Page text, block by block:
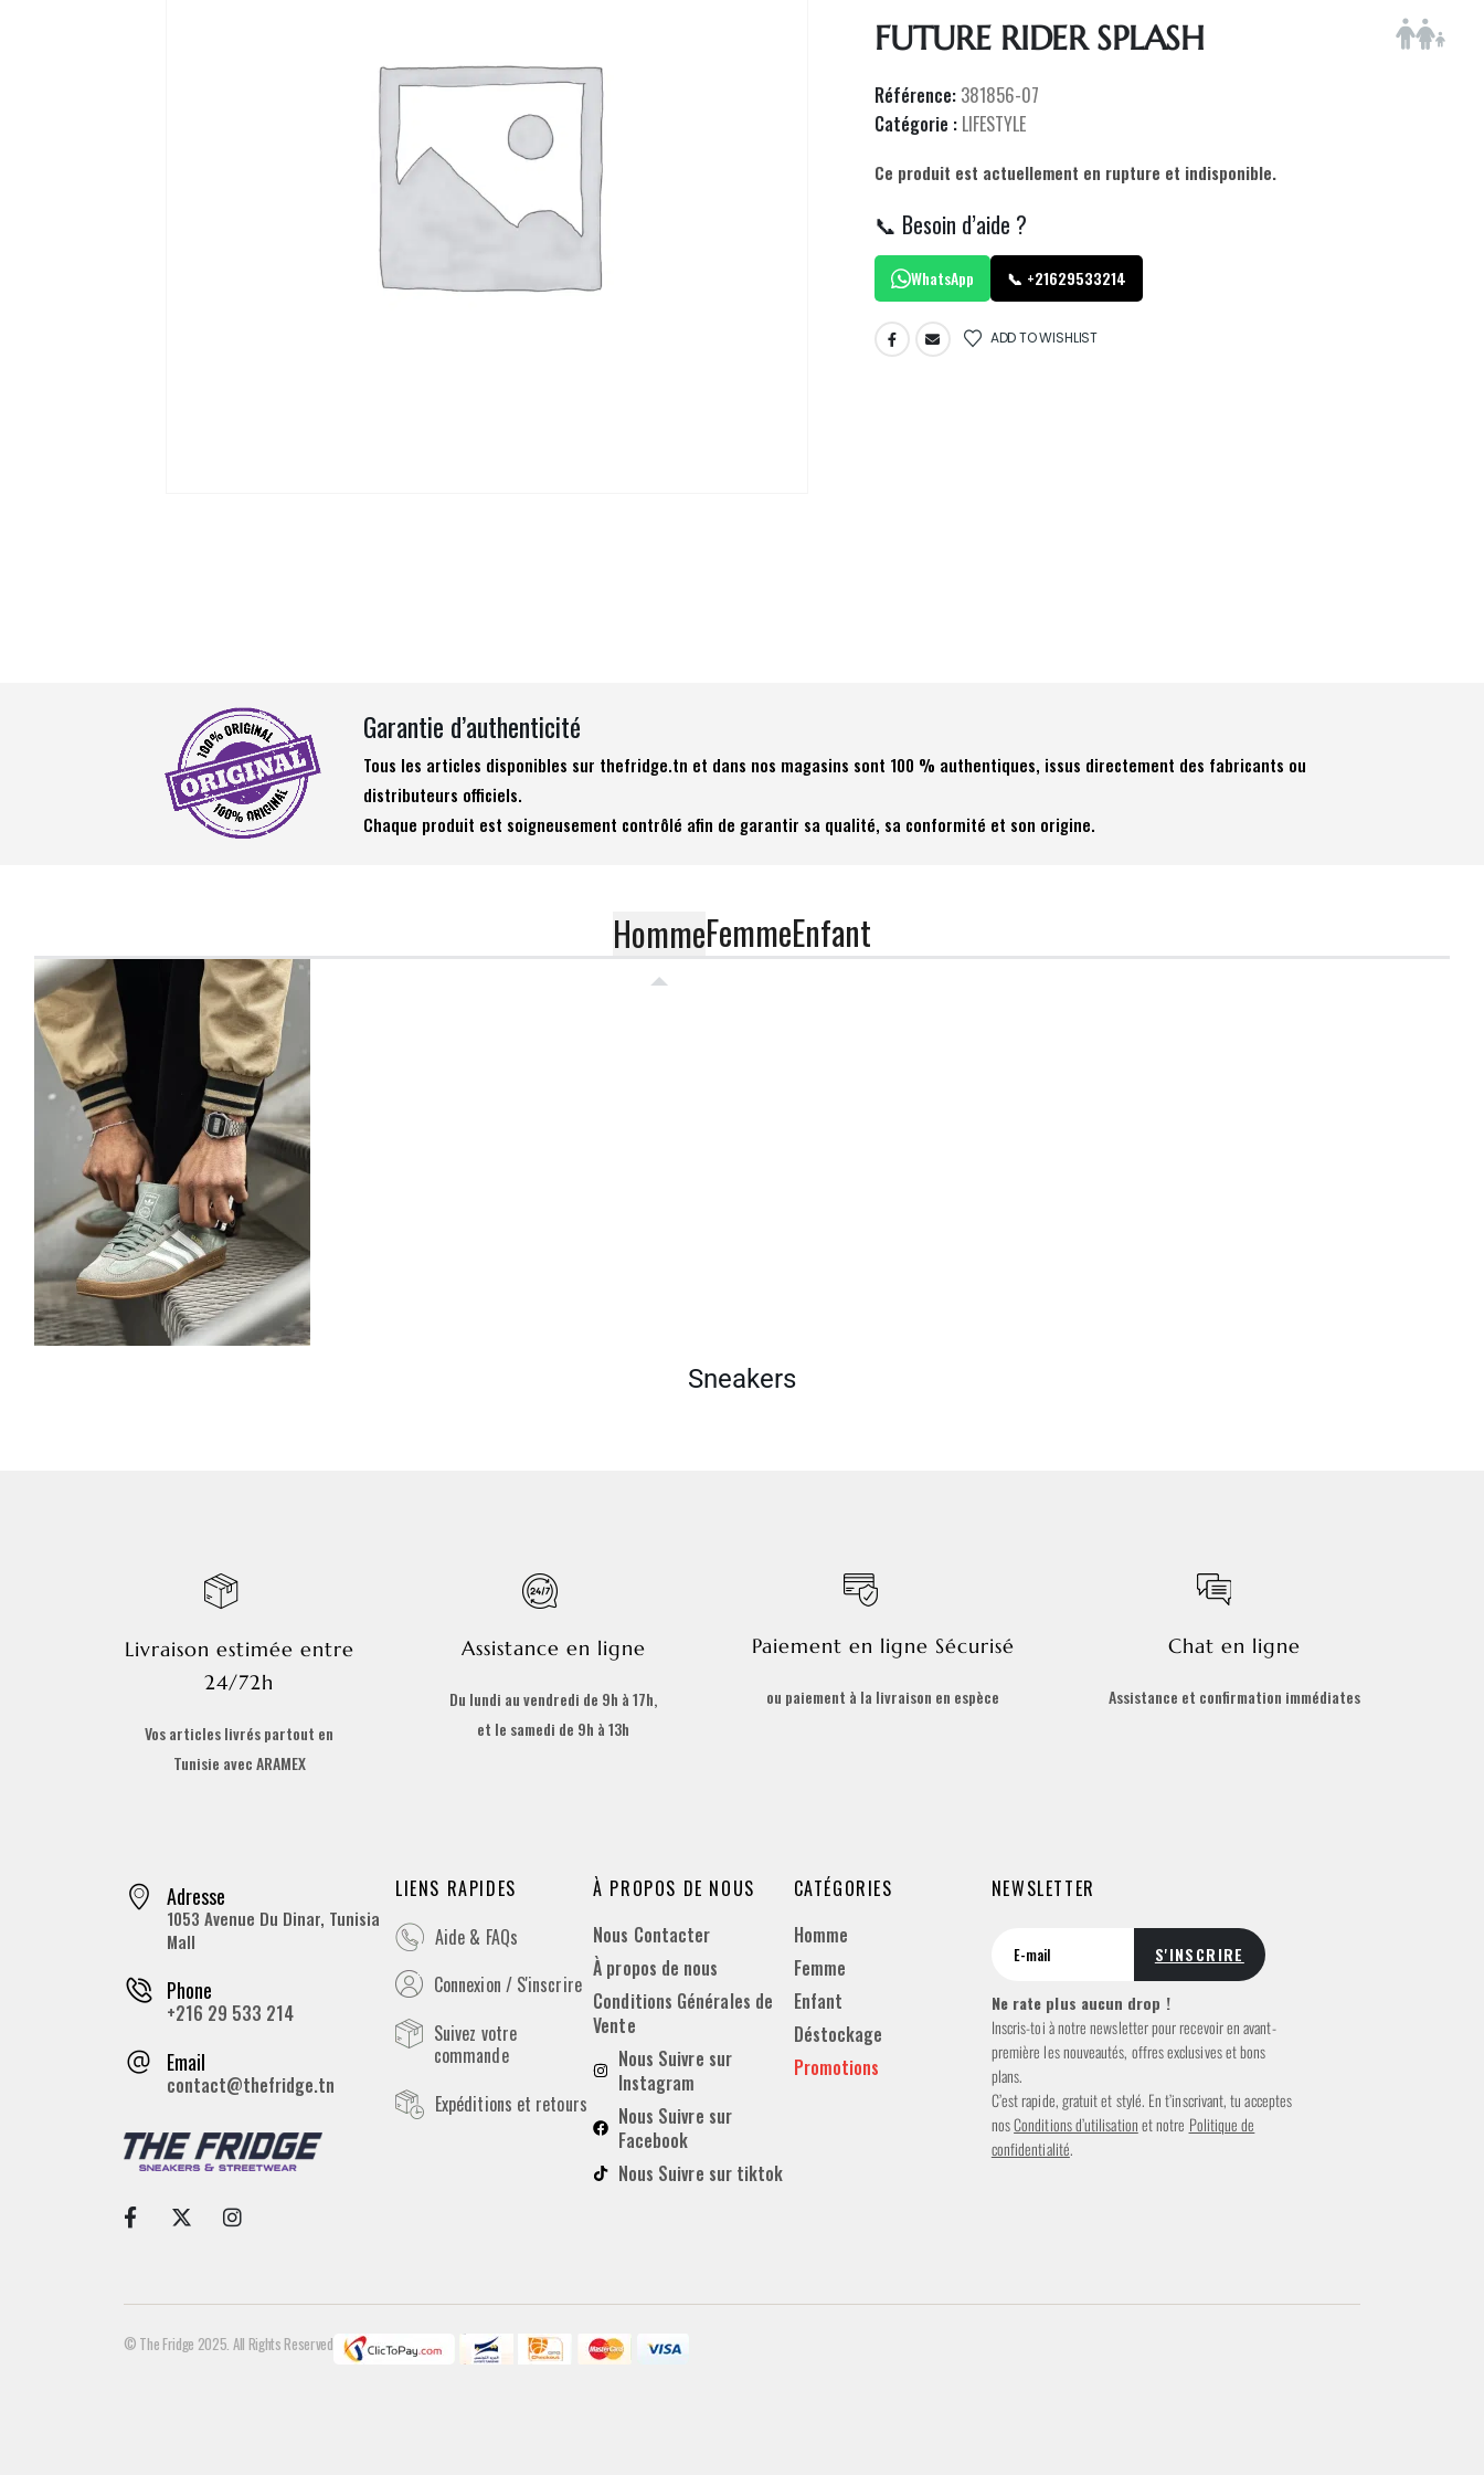
FUTURE RIDER SPLASH
Référence: 381856-07
Catégorie : LIFESTYLE
Ce produit est actuellement en rupture et indisponible.
📞 Besoin d’aide ?
WhatsApp 📞 +21629533214
ADD TO WISHLIST
Garantie d’authenticité
Tous les articles disponibles sur thefridge.tn et dans nos magasins sont 100 % authentiques, issus directement des fabricants ou
distributeurs officiels.
Chaque produit est soigneusement contrôlé afin de garantir sa qualité, sa conformité et son origine.
HommeFemmeEnfant
Sneakers
Livraison estimée entre
24/72h
Vos articles livrés partout en
Tunisie avec ARAMEX
Assistance en ligne
Du lundi au vendredi de 9h à 17h,
et le samedi de 9h à 13h
Paiement en ligne Sécurisé
ou paiement à la livraison en espèce
Chat en ligne
Assistance et confirmation immédiates
Adresse
1053 Avenue Du Dinar, Tunisia
Mall
Phone
+216 29 533 214
Email
contact@thefridge.tn
LIENS RAPIDES
Aide & FAQs
Connexion / S'inscrire
Suivez votre
commande
Expéditions et retours
À PROPOS DE NOUS
Nous Contacter
À propos de nous
Conditions Générales de
Vente
Nous Suivre sur
Instagram
Nous Suivre sur
Facebook
Nous Suivre sur tiktok
CATÉGORIES
Homme
Femme
Enfant
Déstockage
Promotions
NEWSLETTER
Ne rate plus aucun drop !
Inscris-toi à notre newsletter pour recevoir en avant-
première les nouveautés, offres exclusives et bons
plans.
C’est rapide, gratuit et stylé. En t’inscrivant, tu acceptes
nosConditions d’utilisationet notre Politique de
confidentialité.
© The Fridge 2025. All Rights Reserved